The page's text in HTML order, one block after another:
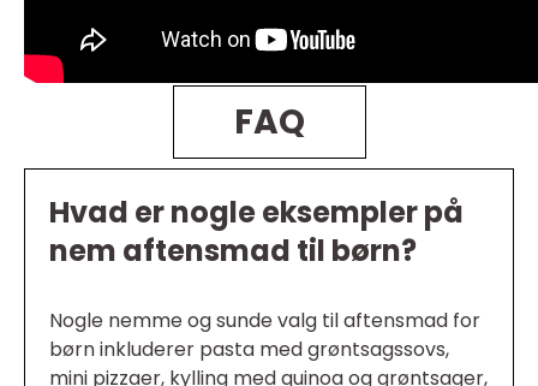
FAQ
Hvad er nogle eksempler på
nem aftensmad til børn?
Nogle nemme og sunde valg til aftensmad for
børn inkluderer pasta med grøntsagssovs,
mini pizzaer, kylling med quinoa og grøntsager,